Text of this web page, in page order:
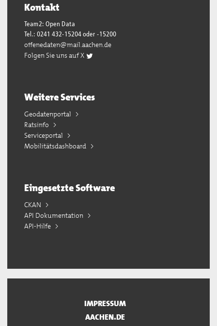
Kontakt
Team2: Open Data
Tel.: 0241 432-15204 oder -15200
offenedaten@mail.aachen.de
Folgen Sie uns auf X
Weitere Services
Geodatenportal
Ratsinfo
Serviceportal
Mobilitätsdashboard
Eingesetzte Software
CKAN
API Dokumentation
API-Hilfe
IMPRESSUM
AACHEN.DE